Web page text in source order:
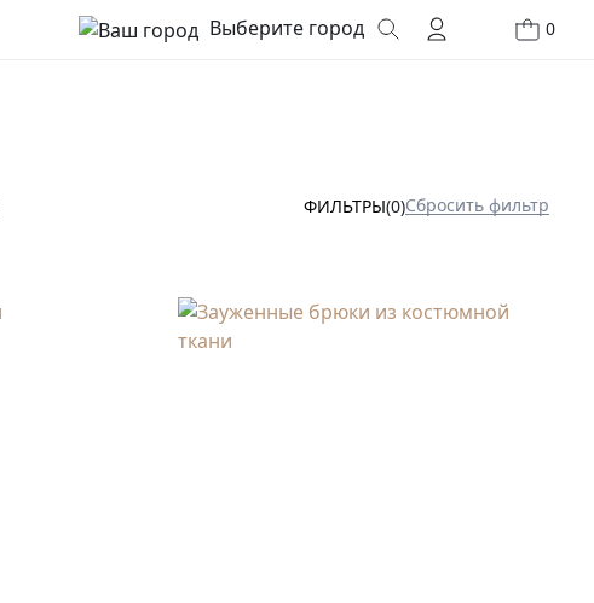
Выберите город 0
ФИЛЬТРЫ(0)Сбросить фильтр